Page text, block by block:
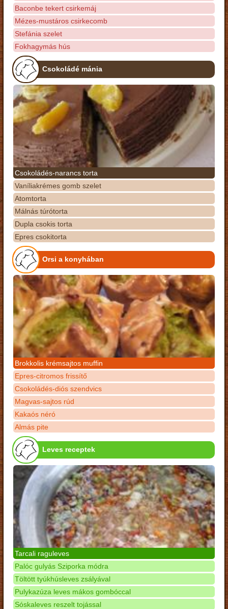
Baconbe tekert csirkemáj
Mézes-mustáros csirkecomb
Stefánia szelet
Fokhagymás hús
Csokoládé mánia
Csokoládés-narancs torta
Vaníliakrémes gomb szelet
Atomtorta
Málnás túrótorta
Dupla csokis torta
Epres csokitorta
Orsi a konyhában
Brokkolis krémsajtos muffin
Epres-citromos frissítő
Csokoládés-diós szendvics
Magvas-sajtos rúd
Kakaós néró
Almás pite
Leves receptek
Tarcali raguleves
Palóc gulyás Sziporka módra
Töltött tyúkhúsleves zsályával
Pulykazúza leves mákos gombóccal
Sóskaleves reszelt tojással